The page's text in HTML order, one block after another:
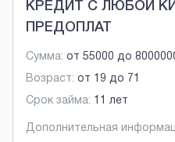
КРЕДИТ С ЛЮБОЙ
ПРЕДОПЛАТ
Сумма: от 55000 до
Возраст: от 19 до 71
Срок займа: 11 лет
Дополнительная